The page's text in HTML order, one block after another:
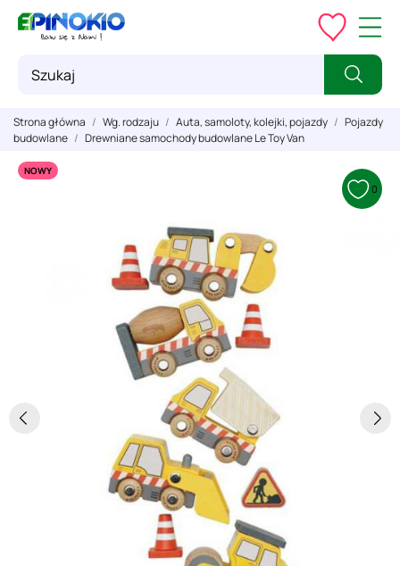
Strona główna Wg. rodzaju Auta, samoloty, kolejki, pojazdy
Pojazdy
budowlane
Drewniane samochody budowlane Le Toy Van
NOWY
0